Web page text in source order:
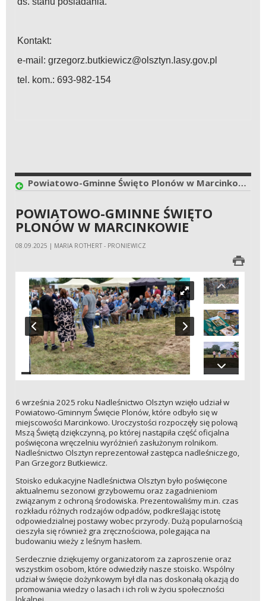
Kontakt:
e-mail: grzegorz.butkiewicz@olsztyn.lasy.gov.pl
tel. kom.: 693-982-154
Powiatowo-Gminne Święto Plonów w Marcinkowie
POWIATOWO-GMINNE ŚWIĘTO
PLONÓW W MARCINKOWIE
08.09.2025 | MARIA ROTHERT - PRONIEWICZ
6 września 2025 roku Nadleśnictwo Olsztyn wzięło udział w
Powiatowo-Gminnym Święcie Plonów, które odbyło się w
miejscowości Marcinkowo. Uroczystości rozpoczęły się polową
Mszą Świętą dziękczynną, po której nastąpiła część oficjalna
poświęcona wręczelniu wyróżnień zasłużonym rolnikom.
Nadleśnictwo Olsztyn reprezentował zastępca nadleśniczego,
Pan Grzegorz Butkiewicz.
Stoisko edukacyjne Nadleśnictwa Olsztyn było poświęcone
aktualnemu sezonowi grzybowemu oraz zagadnieniom
związanym z ochroną środowiska. Prezentowaliśmy m.in. czas
rozkładu różnych rodzajów odpadów, podkreślając istotę
odpowiedzialnej postawy wobec przyrody. Dużą popularnością
cieszyła się również gra zręcznościowa, polegająca na
budowaniu wieży z leśnym hasłem.
Serdecznie dziękujemy organizatorom za zaproszenie oraz
wszystkim osobom, które odwiedziły nasze stoisko. Wspólny
udział w święcie dożynkowym był dla nas doskonałą okazją do
promowania wiedzy o lasach i ich roli w życiu społeczności